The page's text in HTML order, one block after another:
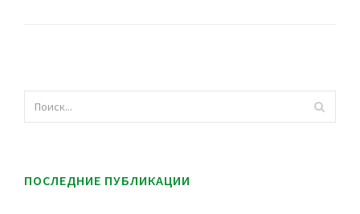
ПОСЛЕДНИЕ ПУБЛИКАЦИИ